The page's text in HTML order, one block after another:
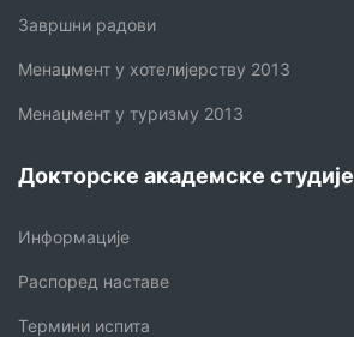
Завршни радови
Менаџмент у хотелијерству 2013
Менаџмент у туризму 2013
Докторске академске студије
Информације
Распоред наставе
Термини испита